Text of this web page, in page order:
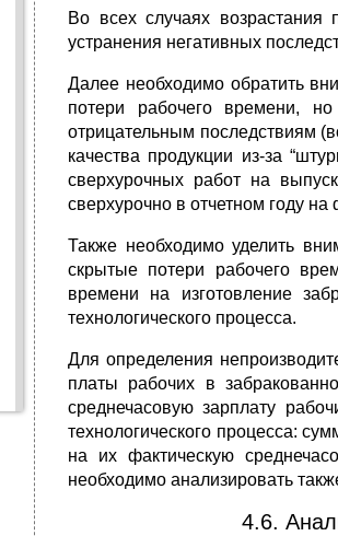
Во всех случаях
устранения не­гативных
Далее необходимо обратить
потери рабо­чего времени,
отрицательным последствиям
качества продукции из-за
сверхурочных работ на
сверхурочно в отчетном году
Также необходимо уделить
скрытые потери рабочего
времени на изготовление
технологического процесса.
Для определения
платы рабочих в
среднечасовую зарплату
технологического процесса:
на их фактическую
необходимо анализировать
4.6.